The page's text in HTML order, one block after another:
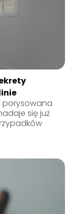
porysowana
się już